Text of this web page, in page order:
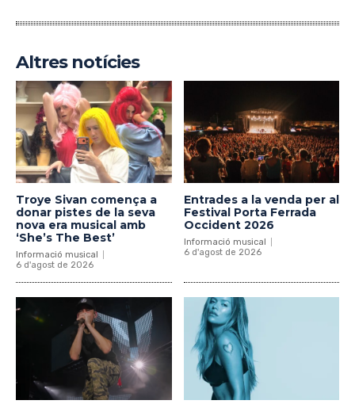
Altres notícies
Troye Sivan comença a
donar pistes de la seva
nova era musical amb
‘She’s The Best’
Informació musical
6 d'agost de 2026
Entrades a la venda per al
Festival Porta Ferrada
Occident 2026
Informació musical
6 d'agost de 2026